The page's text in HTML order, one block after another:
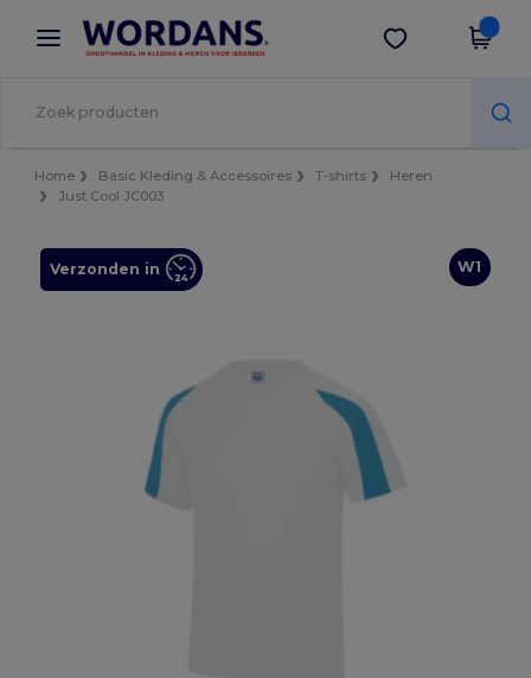
× Wordans-app
Betere prijzen in de app!
Download app
Home Basic Kleding & Accessoires T-shirts
Heren
Just Cool JC003
W1
Verzonden in